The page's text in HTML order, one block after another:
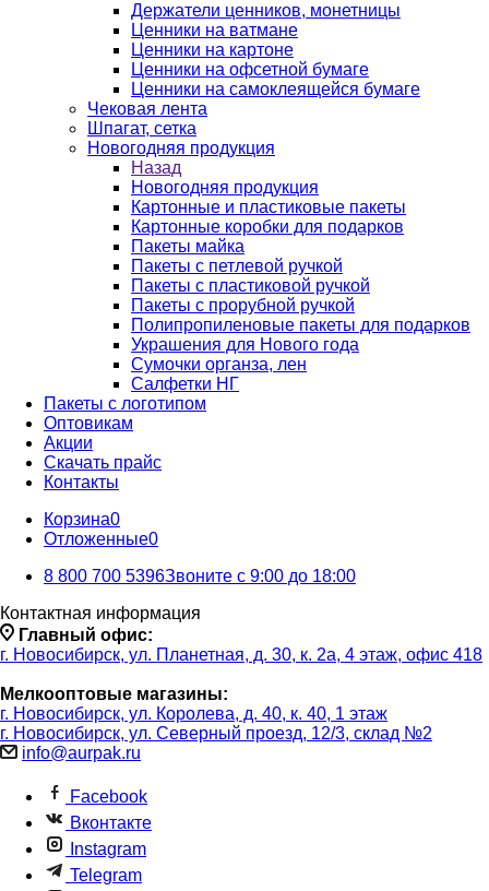
Держатели ценников, монетницы
Ценники на ватмане
Ценники на картоне
Ценники на офсетной бумаге
Ценники на самоклеящейся бумаге
Чековая лента
Шпагат, сетка
Новогодняя продукция
Назад
Новогодняя продукция
Картонные и пластиковые пакеты
Картонные коробки для подарков
Пакеты майка
Пакеты с петлевой ручкой
Пакеты с пластиковой ручкой
Пакеты с прорубной ручкой
Полипропиленовые пакеты для подарков
Украшения для Нового года
Сумочки органза, лен
Салфетки НГ
Пакеты с логотипом
Оптовикам
Акции
Скачать прайс
Контакты
Корзина0
Отложенные0
8 800 700 5396Звоните с 9:00 до 18:00
Контактная информация
Главный офис:
г. Новосибирск, ул. Планетная, д. 30, к. 2а, 4 этаж, офис 418
Мелкооптовые магазины:
г. Новосибирск, ул. Королева, д. 40, к. 40, 1 этаж
г. Новосибирск, ул. Северный проезд, 12/3, ​склад №2
info@aurpak.ru
Facebook
Вконтакте
Instagram
Telegram